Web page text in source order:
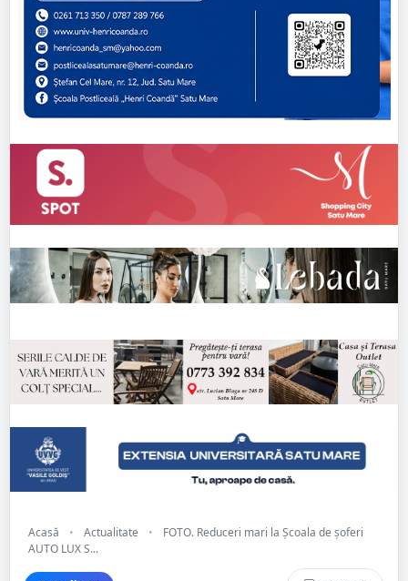
Acasă • Actualitate •
FOTO. Reduceri mari la Școala de șoferi
AUTO LUX S...